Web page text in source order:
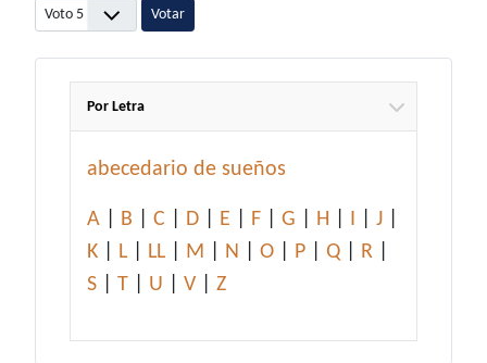
Por favor, vote
Por Letra
abecedario de sueños
A B C D E F G H I J
K
L LL M N O P Q R
S
T U V Z